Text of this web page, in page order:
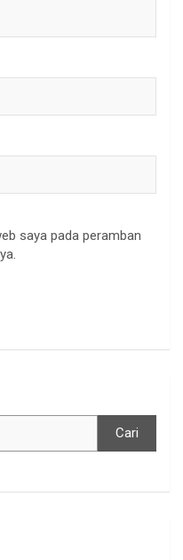
saya pada peramban
Cari